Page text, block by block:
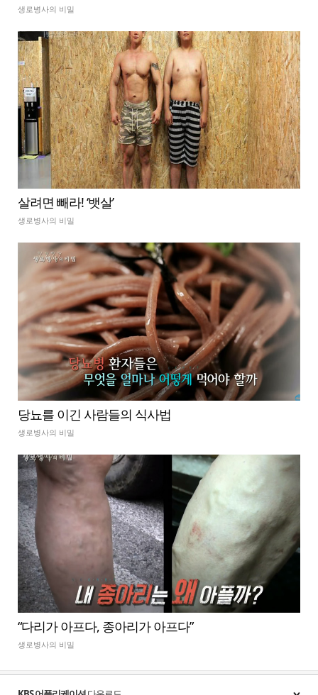
생로병사의 비밀
살려면 빼라! ‘뱃살’
생로병사의 비밀
당뇨를 이긴 사람들의 식사법
생로병사의 비밀
“다리가 아프다, 종아리가 아프다”
생로병사의 비밀